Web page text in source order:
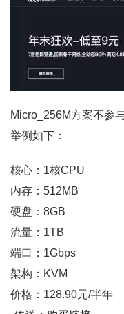
Micro_256M方案不参
举例如下：
核心：1核CPU
内存：512MB
硬盘：8GB
流量：1TB
端口：1Gbps
架构：KVM
价格：128.90元/半年